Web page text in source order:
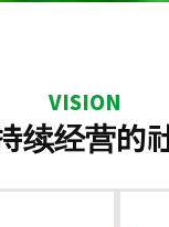
VISION
续经营的